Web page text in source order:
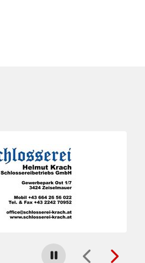
Carousel stoppen